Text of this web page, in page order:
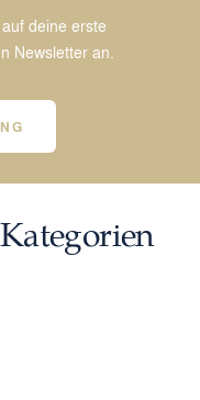
deine erste
Newsletter an.